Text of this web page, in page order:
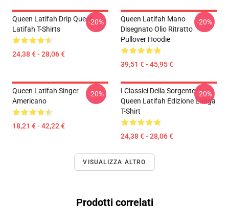
Queen Latifah Drip Queen
Latifah T-Shirts
24,38 € - 28,06 €
-20%
Queen Latifah Mano
Disegnato Olio Ritratto
Pullover Hoodie
39,51 € - 45,95 €
-20%
Queen Latifah Singer
Americano
18,21 € - 42,22 €
-20%
I Classici Della Sorgente
Queen Latifah Edizione Lunga
T-Shirt
24,38 € - 28,06 €
-20%
VISUALIZZA ALTRO
Prodotti correlati